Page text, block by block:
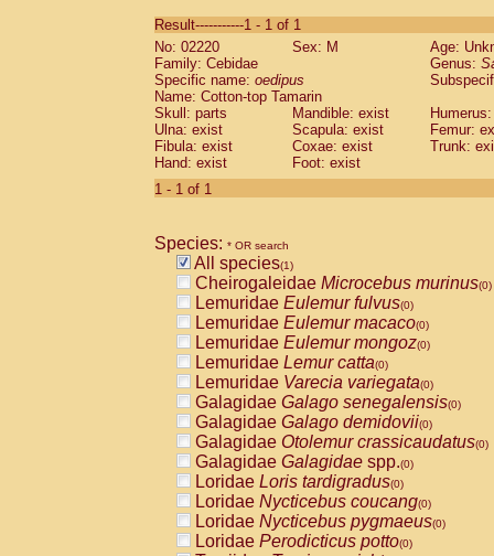
CebidaeSaguinus labiatus(0)
Cebidae Saguinus leucopus (0)
Cebidae
CebidaeSaguinus mystax
Cebidae Saguinus nigricollis (0)
Cebidae Saguinus oedipus
Cebidae Saguinus weddelli
Cebidae Saguinusspp.
Cebidae
CebidaeCebus capucinus
CebidaeCebus nigrivittatus
CebidaeCebus spp.(0)
CebidaeSaimiri boliviensis(0)
CebidaeSaimiri sciureus(0)
AtelidaeAlouatta caraya(0)
AtelidaeAlouatta fusca(0)
AtelidaeAlouatta seniculus(0)
AtelidaeAlouattaspp.(0)
AtelidaeAteles belzebuth(0)
AtelidaeAteles geoffroyi(0)
AtelidaeAteles paniscus(0)
AtelidaeAtelesspp.(0)
AtelidaeLagothrix lagothricha(0)
AtelidaeLagothrix lagothricha cana
PitheciidaeCacajao calvus
Result-----------1 - 1 of 1
No: 02220
Sex: M
Age:
Family: Cebidae
Genus:
Specific name: oedipus
Name: Cotton-top Tamarin
Skull: parts
Mandible: exist
Ulna: exist
Scapula: exist
Femur:
Fibula: exist
Coxae: exist
Trunk:
Hand: exist
Foot: exist
1 - 1 of 1
Species: * OR search
All species(1)
Cheirogaleidae Microcebus murinus(0)
Lemuridae Eulemur fulvus(0)
Lemuridae Eulemur macaco(0)
Lemuridae Eulemur mongoz(0)
Lemuridae Lemur catta(0)
Lemuridae Varecia variegata(0)
Galagidae Galago senegalensis(0)
Galagidae Galago demidovii(0)
Galagidae Otolemur crassicaudatus(0)
Galagidae Galagidae spp.(0)
Loridae Loris tardigradus(0)
Loridae Nycticebus coucang(0)
Loridae Nycticebus pygmaeus(0)
Loridae Perodicticus potto(0)